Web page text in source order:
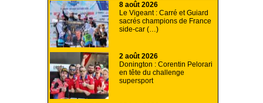
8 août 2026
Le Vigeant : Carré et Guiard
sacrés champions de France
side-car (…)
2 août 2026
Donington : Corentin Pelorari
en tête du challenge
supersport